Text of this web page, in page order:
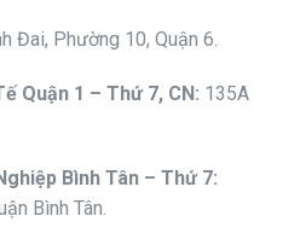
Đai, Phường 10, Quận 6.
Quận 1 – Thứ 7, CN: 135A
Bình Tân – Thứ 7:
Bình Tân.